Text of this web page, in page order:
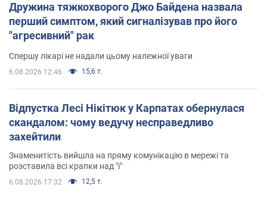
Дружина тяжкохворого Джо Байдена назвала
перший симптом, який сигналізував про його
"агресивний" рак
Спершу лікарі не надали цьому належної уваги
6.08.2026 12:46 15,6 т.
Відпустка Лесі Нікітюк у Карпатах обернулася
скандалом: чому ведучу несправедливо
захейтили
Знаменитість вийшла на пряму комунікацію в мережі та
розставила всі крапки над "і"
6.08.2026 17:32 12,5 т.